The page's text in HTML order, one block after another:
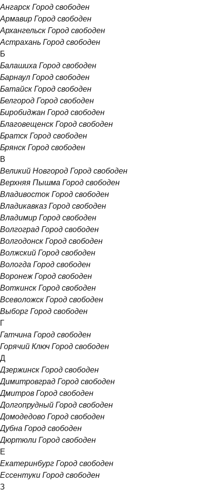
Ангарск Город свободен
Армавир Город свободен
Архангельск Город свободен
Астрахань Город свободен
Б
Балашиха Город свободен
Барнаул Город свободен
Батайск Город свободен
Белгород Город свободен
Биробиджан Город свободен
Благовещенск Город свободен
Братск Город свободен
Брянск Город свободен
В
Великий Новгород Город свободен
Верхняя Пышма Город свободен
Владивосток Город свободен
Владикавказ Город свободен
Владимир Город свободен
Волгоград Город свободен
Волгодонск Город свободен
Волжский Город свободен
Вологда Город свободен
Воронеж Город свободен
Воткинск Город свободен
Всеволожск Город свободен
Выборг Город свободен
Г
Гатчина Город свободен
Горячий Ключ Город свободен
Д
Дзержинск Город свободен
Димитровград Город свободен
Дмитров Город свободен
Долгопрудный Город свободен
Домодедово Город свободен
Дубна Город свободен
Дюртюли Город свободен
Е
Екатеринбург Город свободен
Ессентуки Город свободен
З